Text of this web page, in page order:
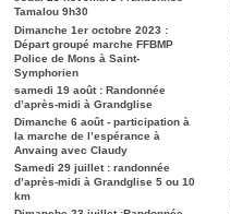
Tamalou 9h30
Dimanche 1er octobre 2023 :
Départ groupé marche FFBMP
Police de Mons à Saint-
Symphorien
samedi 19 août : Randonnée
d’après-midi à Grandglise
Dimanche 6 août - participation à
la marche de l’espérance à
Anvaing avec Claudy
Samedi 29 juillet : randonnée
d’après-midi à Grandglise 5 ou 10
km